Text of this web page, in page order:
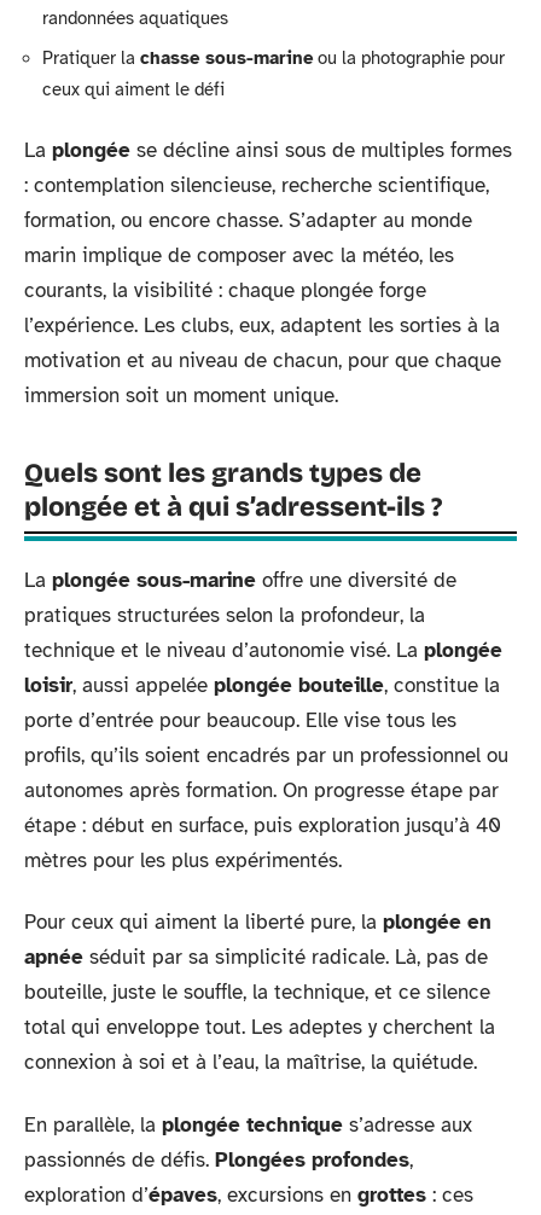
randonnées aquatiques
Pratiquer la chasse sous-marineou la photographie pour
ceux qui aiment le défi
La plongée se décline ainsi sous de multiples formes
: contemplation silencieuse, recherche scientifique,
formation, ou encore chasse. S’adapter au monde
marin implique de composer avec la météo, les
courants, la visibilité : chaque plongée forge
l’expérience. Les clubs, eux, adaptent les sorties à la
motivation et au niveau de chacun, pour que chaque
immersion soit un moment unique.
Quels sont les grands types de
plongée et à qui s’adressent-ils ?
La plongée sous-marine offre une diversité de
pratiques structurées selon la profondeur, la
technique et le niveau d’autonomie visé. La plongée
loisir, aussi appelée plongée bouteille, constitue la
porte d’entrée pour beaucoup. Elle vise tous les
profils, qu’ils soient encadrés par un professionnel ou
autonomes après formation. On progresse étape par
étape : début en surface, puis exploration jusqu’à 40
mètres pour les plus expérimentés.
Pour ceux qui aiment la liberté pure, la plongée en
apnée séduit par sa simplicité radicale. Là, pas de
bouteille, juste le souffle, la technique, et ce silence
total qui enveloppe tout. Les adeptes y cherchent la
connexion à soi et à l’eau, la maîtrise, la quiétude.
En parallèle, la plongée technique s’adresse aux
passionnés de défis. Plongées profondes,
exploration d’épaves, excursions en grottes : ces